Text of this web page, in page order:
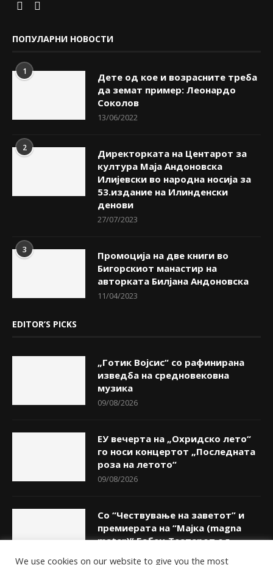
ПОПУЛАРНИ НОВОСТИ
1
Дете од кое и возрасните треба
да земат пример: Леонардо
Соколов
13/06/2022
2
Директорката на Центарот за
култура Маја Андоновска
Илијевски во народна носија за
53.издание на Илинденски
денови
27/07/2023
3
Промоција на две книги во
Бигорскиот манастир на
авторката Билјана Андоновска
11/04/2023
EDITOR’S PICKS
„Готик Војсис“ со рафинирана
изведба на средновековна
музика
09/08/2026
ЕУ вечерта на „Охридско лето“
го носи концертот „Последната
роза на летото“
09/08/2026
Со “Чествување на заветот” и
премиерата на “Мајка (magna
mater)” Бабец Театарот од
We use cookies on our website to give you the most